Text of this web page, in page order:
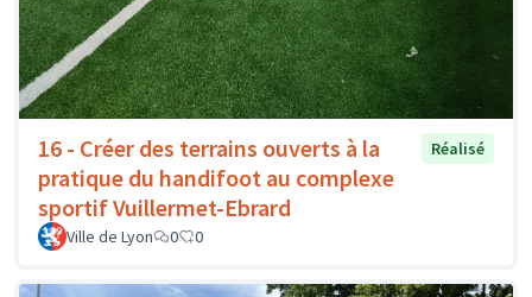
16 - Créer des terrains ouverts à la
pratique du handifoot au complexe
sportif Vuillermet-Ebrard
Réalisé
Ville de Lyon 0 0